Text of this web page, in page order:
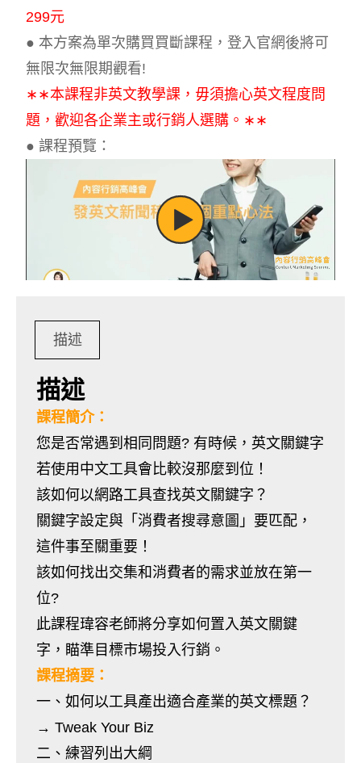
299元
● 本方案為單次購買買斷課程，登入官網後將可
無限次無限期觀看!
∗∗本課程非英文教學課，毋須擔心英文程度問
題，歡迎各企業主或行銷人選購。∗∗
● 課程預覽：
描述
描述
課程簡介：
您是否常遇到相同問題? 有時候，英文關鍵字
若使用中文工具會比較沒那麼到位！
該如何以網路工具查找英文關鍵字？
關鍵字設定與「消費者搜尋意圖」要匹配，
這件事至關重要！
該如何找出交集和消費者的需求並放在第一
位?
此課程瑋容老師將分享如何置入英文關鍵
字，瞄準目標市場投入行銷。
課程摘要：
一、如何以工具產出適合產業的英文標題？
→ Tweak Your Biz
二、練習列出大綱